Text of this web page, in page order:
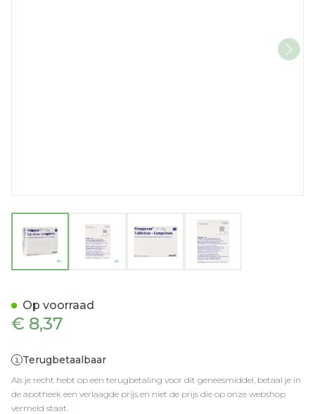
View larger imageView larger image
View larger
€ 8,37
Terugbetaalbaar
Als je recht hebt op een terugbetaling voor dit geneesmiddel, betaal je in
de apotheek een verlaagde prijs en niet de prijs die op onze webshop
vermeld staat.
Op voorraad